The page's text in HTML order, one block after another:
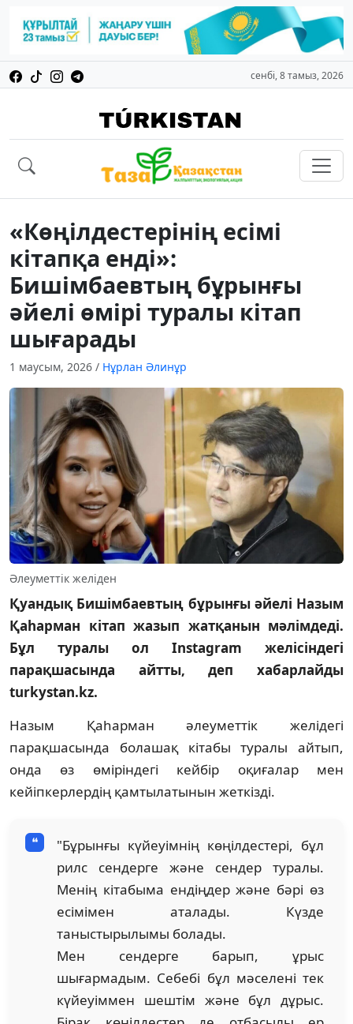
сенбі, 8 тамыз, 2026
«Көңілдестерінің есімі
кітапқа енді»:
Бишімбаевтың бұрынғы
әйелі өмірі туралы кітап
шығарады
1 маусым, 2026 / Нұрлан Әлинұр
Әлеуметтік желіден
Қуандық Бишімбаевтың бұрынғы әйелі Назым
Қаһарман кітап жазып жатқанын мәлімдеді.
Бұл туралы ол Instagram желісіндегі
парақшасында айтты, деп хабарлайды
turkystan.kz.
Назым Қаһарман әлеуметтік желідегі
парақшасында болашақ кітабы туралы айтып,
онда өз өміріндегі кейбір оқиғалар мен
кейіпкерлердің қамтылатынын жеткізді.
"Бұрынғы күйеуімнің көңілдестері, бұл
рилс сендерге және сендер туралы.
Менің кітабыма ендіңдер және бәрі өз
есімімен аталады. Күзде
таныстырылымы болады.
Мен сендерге барып, ұрыс
шығармадым. Себебі бұл мәселені тек
күйеуіммен шештім және бұл дұрыс.